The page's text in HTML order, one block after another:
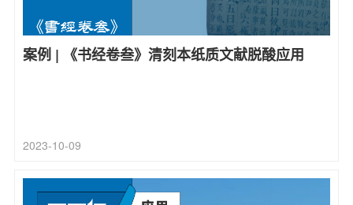
案例 | 《书经卷叁》清刻本纸质文献脱酸应用
2023-10-09